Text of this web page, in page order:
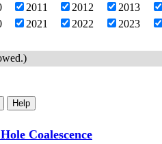
2011 2012 2013
2021 2022 2023
Coalescence